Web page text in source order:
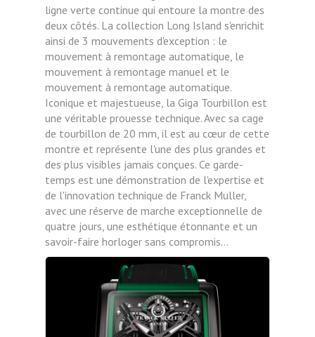
ligne verte continue qui entoure la montre des
deux côtés. La collection Long Island s'enrichit
ainsi de 3 mouvements d'exception : le
mouvement à remontage automatique, le
mouvement à remontage manuel et le
mouvement à remontage automatique.
Iconique et majestueuse, la Giga Tourbillon est
une véritable prouesse technique. Avec sa cage
de tourbillon de 20 mm, il est au cœur de cette
montre et représente l'une des plus grandes et
des plus visibles jamais conçues. Ce garde-
temps est une démonstration de l'expertise et
de l'innovation technique de Franck Muller,
avec une réserve de marche exceptionnelle de
quatre jours, une esthétique étonnante et un
savoir-faire horloger sans compromis…